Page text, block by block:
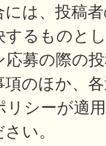
は、投稿
するものと
募の際の
のほか、
リシーが適
い。